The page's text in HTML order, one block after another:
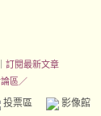
訂閱最新文章
論區／
投票區 影像館